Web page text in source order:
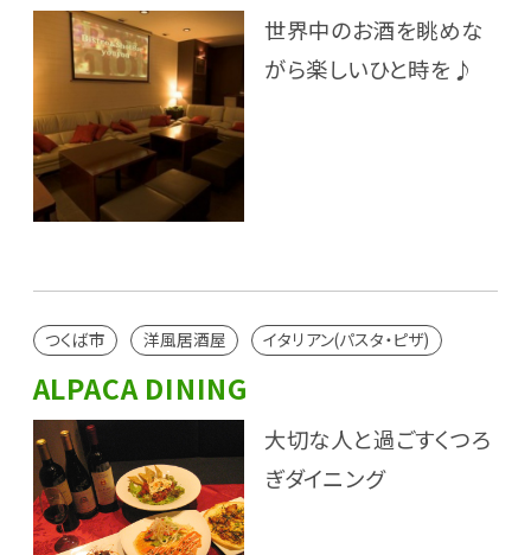
世界中のお酒を眺めな
がら楽しいひと時を♪
つくば市 洋風居酒屋 イタリアン(パスタ・ピザ)
ALPACA DINING
大切な人と過ごすくつろ
ぎダイニング